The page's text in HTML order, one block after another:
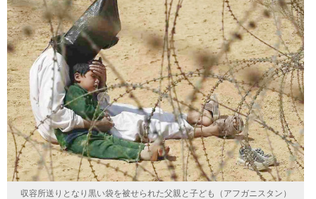
収容所送りとなり黒い袋を被せられた父親と子ども（アフガニスタン）